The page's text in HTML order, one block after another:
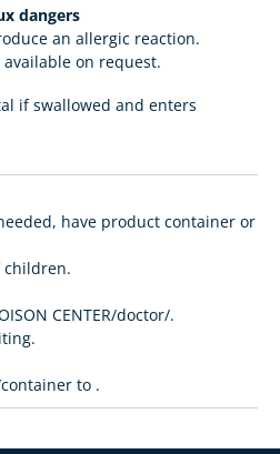
dangers
an allergic reaction.
available on request.
if swallowed and enters
have product container or
children.
CENTER/doctor/.
to .